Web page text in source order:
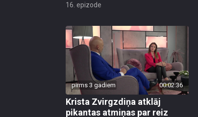
16. epizode
pirms 3 gadiem 00:02:36
Krista Zvirgzdiņa atklāj
pikantas atmiņas par reiz